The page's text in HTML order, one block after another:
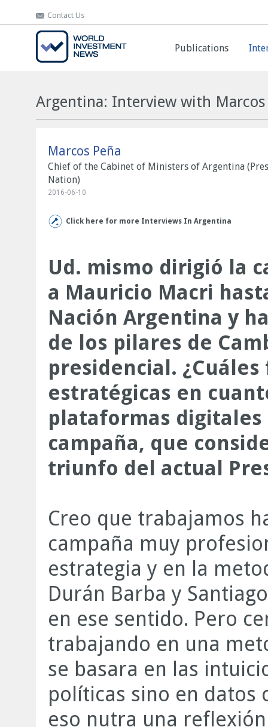
Contact Us
Publications
Contact Us
Publications
Argentina: Interview with Marcos
Marcos Peña
Chief of the Cabinet of Ministers of Argentina
Nation)
2016-06-10
Click here for more Interviews In Argentina
Ud. mismo dirigió la
a Mauricio Macri
Nación Argentina y
de los pilares de
presidencial.
estratégicas en
plataformas digitales
campaña, que
triunfo del actual
Creo que trabajamos
campaña muy
estrategia y en la
Durán Barba y
en ese sentido. Pero
trabajando en una
se basara en las
políticas sino en datos
eso nutra una